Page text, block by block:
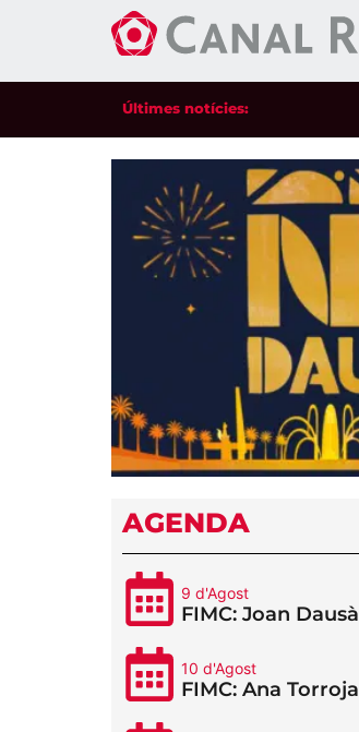
Últimes notícies:
AGENDA
9 d'Agost
FIMC: Joan Dausà
10 d'Agost
FIMC: Ana Torroja